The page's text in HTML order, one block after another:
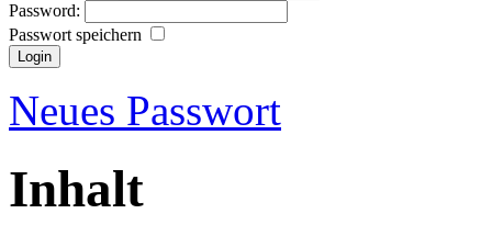
Password:
Passwort speichern
Neues Passwort
Inhalt